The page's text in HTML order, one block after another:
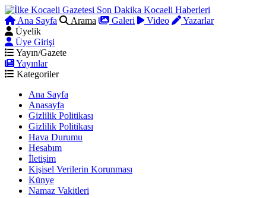
Ana Sayfa Arama Galeri Video
Yazarlar
Üyelik
Üye Girişi
Yayın/Gazete
Yayınlar
Kategoriler
Ana Sayfa
Anasayfa
Gizlilik Politikası
Gizlilik Politikası
Hava Durumu
Hesabım
İletişim
Kişisel Verilerin Korunması
Künye
Namaz Vakitleri